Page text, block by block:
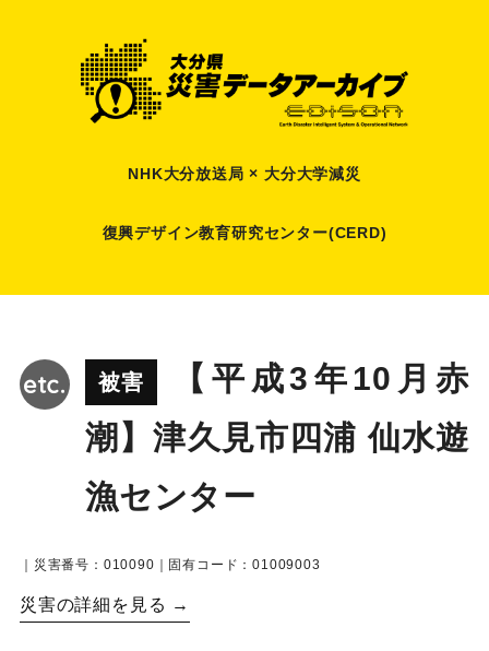
NHK大分放送局 × 大分大学減災
復興デザイン教育研究センター(CERD)
被害
【平成3年10月赤
潮】津久見市四浦 仙水遊
漁センター
｜災害番号：010090｜固有コード：01009003
災害の詳細を見る →